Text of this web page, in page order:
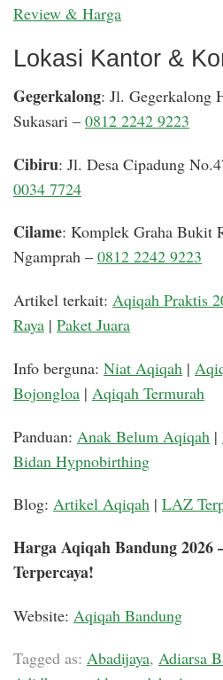
Review & Harga
Lokasi Kantor &
Gegerkalong: Jl. Gegerkalong
Sukasari – 0812 2242 9223
Cibiru: Jl. Desa Cipadung
0034 7724
Cilame: Komplek Graha Bukit
Ngamprah – 0812 2242 9223
Artikel terkait: Aqiqah Praktis
Raya | Paket Juara
Info berguna: Niat Aqiqah |
Bojongloa | Aqiqah Termurah
Panduan: Anak Belum Aqiqah |
Bidan Hypnobirthing
Blog: Artikel Aqiqah | LAZ
Harga Aqiqah Bandung
Terpercaya!
Website: Aqiqah Bandung
Tagged as: Abadijaya, Adiarsa